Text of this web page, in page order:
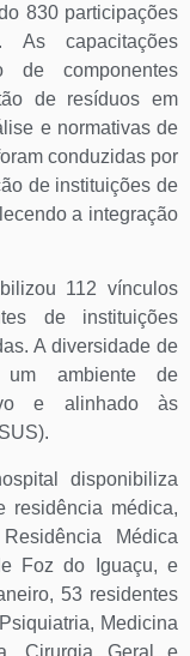
830 participações
As capacitações
de componentes
de resíduos em
e normativas de
conduzidas por
de instituições de
a integração
112 vínculos
de instituições
A diversidade de
um ambiente de
e alinhado às
disponibiliza
residência médica,
Médica
Foz do Iguaçu, e
53 residentes
Medicina
Cirurgia Geral e